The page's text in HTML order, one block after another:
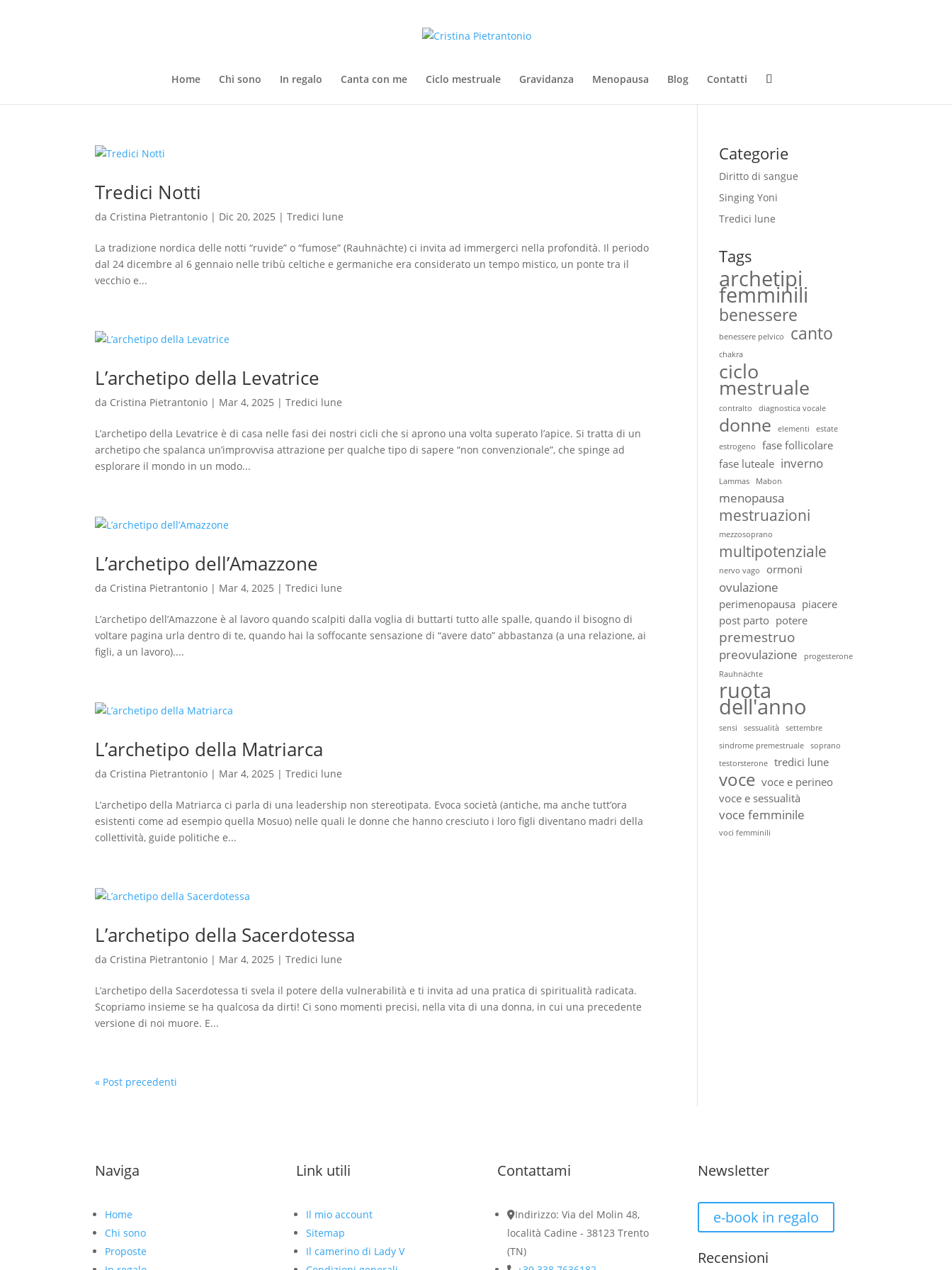
Home Chi sono In regalo Canta con me Ciclo mestruale Gravidanza Menopausa Blog Contatti
Tredici Notti
da Cristina Pietrantonio | Dic 20, 2025 |Tredici lune
La tradizione nordica delle notti “ruvide” o “fumose” (Rauhnächte) ci invita ad immergerci nella profondità. Il periodo
dal 24 dicembre al 6 gennaio nelle tribù celtiche e germaniche era considerato un tempo mistico, un ponte tra il
vecchio e...
L’archetipo della Levatrice
da Cristina Pietrantonio | Mar 4, 2025 |Tredici lune
L’archetipo della Levatrice è di casa nelle fasi dei nostri cicli che si aprono una volta superato l’apice. Si tratta di un
archetipo che spalanca un’improvvisa attrazione per qualche tipo di sapere “non convenzionale”, che spinge ad
esplorare il mondo in un modo...
L’archetipo dell’Amazzone
da Cristina Pietrantonio | Mar 4, 2025 |Tredici lune
L’archetipo dell’Amazzone è al lavoro quando scalpiti dalla voglia di buttarti tutto alle spalle, quando il bisogno di
voltare pagina urla dentro di te, quando hai la soffocante sensazione di “avere dato” abbastanza (a una relazione, ai
figli, a un lavoro)....
L’archetipo della Matriarca
da Cristina Pietrantonio | Mar 4, 2025 |Tredici lune
L’archetipo della Matriarca ci parla di una leadership non stereotipata. Evoca società (antiche, ma anche tutt’ora
esistenti come ad esempio quella Mosuo) nelle quali le donne che hanno cresciuto i loro figli diventano madri della
collettività, guide politiche e...
L’archetipo della Sacerdotessa
da Cristina Pietrantonio | Mar 4, 2025 |Tredici lune
L’archetipo della Sacerdotessa ti svela il potere della vulnerabilità e ti invita ad una pratica di spiritualità radicata.
Scopriamo insieme se ha qualcosa da dirti! Ci sono momenti precisi, nella vita di una donna, in cui una precedente
versione di noi muore. E...
« Post precedenti
Categorie
Diritto di sangue
Singing Yoni
Tredici lune
Tags
archetipi
femminili
benessere
benessere pelvico canto
chakra
ciclo
mestruale
contralto diagnostica vocale
donne elementi
estate
estrogeno
fase follicolare
fase luteale inverno
Lammas Mabon
menopausa
mestruazioni
mezzosoprano
multipotenziale
nervo vago ormoni
ovulazione
perimenopausa piacere
post parto potere
premestruo
preovulazione
progesterone
Rauhnächte
ruota
dell'anno
sensi sessualità
settembre
sindrome premestruale
soprano
testorsterone
tredici lune
voce voce e perineo
voce e sessualità
voce femminile
voci femminili
Naviga
Home
Chi sono
Proposte
Link utili
Il mio account
Sitemap
Il camerino di Lady V
Contattami
Indirizzo: Via del Molin 48,
località Cadine - 38123 Trento
(TN)
Newsletter
e-book in regalo
Recensioni